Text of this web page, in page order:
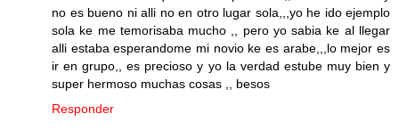
no es bueno ni alli no en otro lugar sola,,,yo he ido ejemplo
sola ke me temorisaba mucho ,, pero yo sabia ke al llegar
alli estaba esperandome mi novio ke es arabe,,,lo mejor es
ir en grupo,, es precioso y yo la verdad estube muy bien y
super hermoso muchas cosas ,, besos
Responder